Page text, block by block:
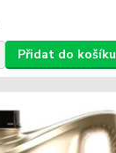
Přidat do košíku